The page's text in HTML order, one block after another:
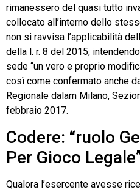
rimanessero del quasi tutto
collocato all’interno dello
non si ravvisa l’applicabilità
della l. r. 8 del 2015,
sede “un vero e proprio
così come confermato anche
Regionale dalam Milano,
febbraio 2017.
Codere: “ruolo
Per Gioco
Qualora l’esercente avesse